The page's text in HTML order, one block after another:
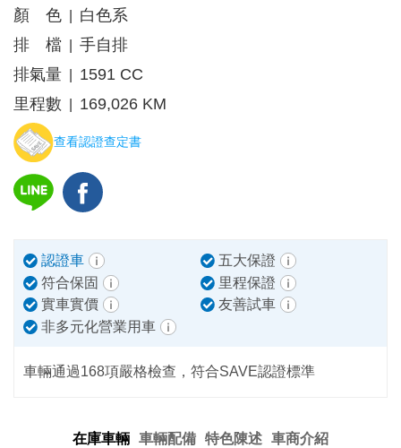
顏 色
白色系
排 檔
手自排
排氣量
1591 CC
里程數
169,026 KM
查看認證查定書
認證車
五大保證
符合保固
里程保證
實車實價
友善試車
非多元化營業用車
車輛通過168項嚴格檢查，符合SAVE認證標準
在庫車輛 車輛配備 特色陳述 車商介紹